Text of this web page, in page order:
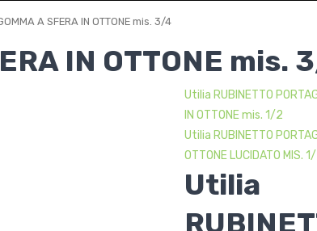
A SFERA IN OTTONE mis. 3/4
IN OTTONE mis.
Utilia RUBINETTO
IN OTTONE mis. 1/2
Utilia RUBINETTO
OTTONE LUCIDATO MIS.
Utilia